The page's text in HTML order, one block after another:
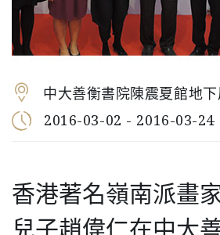
中大善衡書院陳震夏館地
2016-03-02 - 2016-03-24
香港著名嶺南派畫
兒子趙偉仁在中大